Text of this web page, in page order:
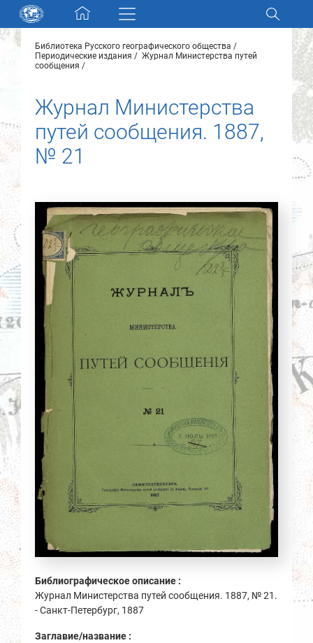
Skip navigation
Разделы и коллекции
Новости
О нас
Контакты
Партнеры
Библиотека Русского географического общества
Периодические издания
Журнал Министерства путей
сообщения
Журнал Министерства
путей сообщения. 1887,
№ 21
Библиографическое описание :
Журнал Министерства путей сообщения. 1887, № 21.
- Санкт-Петербург, 1887
Заглавие/название :